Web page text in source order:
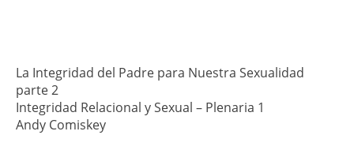
La Integridad del Padre para Nuestra Sexualidad
parte 2
Integridad Relacional y Sexual – Plenaria 1
Andy Comiskey